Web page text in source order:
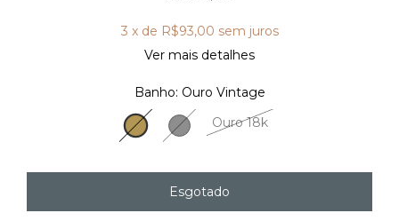
3 x de R$93,00 sem juros
Ver mais detalhes
Banho: Ouro Vintage
Ouro
Vintage
Prata
Vintage
Ouro 18k